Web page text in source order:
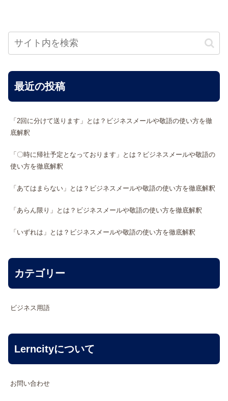
最近の投稿
「2回に分けて送ります」とは？ビジネスメールや敬語の使い方を徹
底解釈
「〇時に帰社予定となっております」とは？ビジネスメールや敬語の
使い方を徹底解釈
「あてはまらない」とは？ビジネスメールや敬語の使い方を徹底解釈
「あらん限り」とは？ビジネスメールや敬語の使い方を徹底解釈
「いずれは」とは？ビジネスメールや敬語の使い方を徹底解釈
カテゴリー
ビジネス用語
Lerncityについて
お問い合わせ